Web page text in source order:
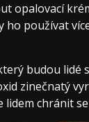
opalovací
ho používat
budou lidé
zinečnatý
chránit